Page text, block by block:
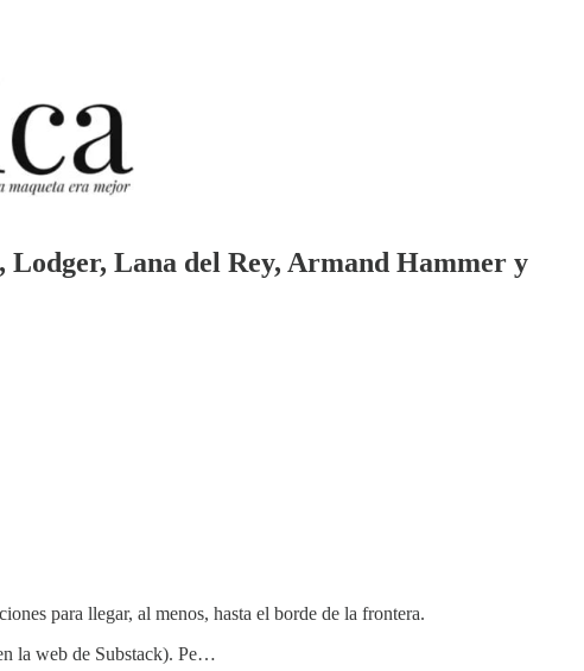
Lana del Rey, Armand Hammer y
para llegar, al menos, hasta el borde de la frontera.
la web de Substack). Pe…